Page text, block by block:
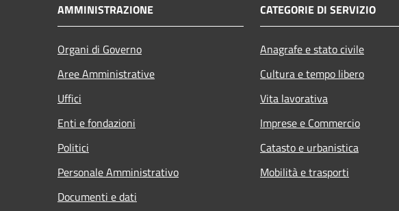
AMMINISTRAZIONE
Organi di Governo
Aree Amministrative
Uffici
Enti e fondazioni
Politici
Personale Amministrativo
Documenti e dati
CATEGORIE DI SERVIZIO
Anagrafe e stato civile
Cultura e tempo libero
Vita lavorativa
Imprese e Commercio
Catasto e urbanistica
Mobilità e trasporti